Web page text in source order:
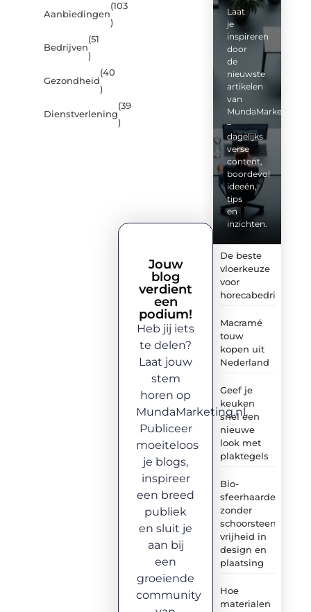
Aanbiedingen
(103
)
Bedrijven
(51
)
Gezondheid
(40
)
Dienstverlening
(39
)
Laat
je
inspireren
door
de
nieuwste
artikelen
van
MundaMarketing.nl
–
dagelijks
verse
content,
boordevol
ideeën,
tips
en
inzichten.
De beste
vloerkeuze
voor
horecabedrijven
Macramé
touw
kopen uit
Nederland
Geef je
keuken
snel een
nieuwe
look met
plaktegels
Bio-
sfeerhaarden
zonder
schoorsteen:
vrijheid in
design en
plaatsing
Hoe
materialen
Jouw
blog
verdient
een
podium!
Heb jij iets
te delen?
Laat jouw
stem
horen op
MundaMarketing.nl.
Publiceer
moeiteloos
je blogs,
inspireer
een breed
publiek
en sluit je
aan bij
een
groeiende
community